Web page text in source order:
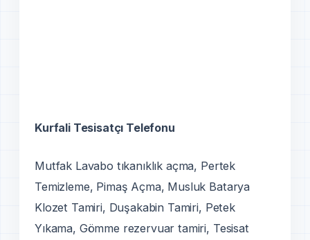
Kurfali Tesisatçı Telefonu
Mutfak Lavabo tıkanıklık açma, Pertek
Temizleme, Pimaş Açma, Musluk Batarya
Klozet Tamiri, Duşakabin Tamiri, Petek
Yıkama, Gömme rezervuar tamiri, Tesisat